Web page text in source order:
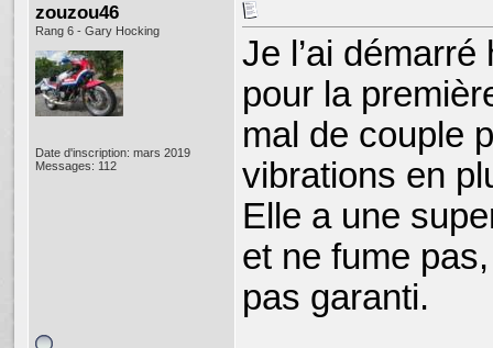
zouzou46
Rang 6 - Gary Hocking
Date d'inscription: mars 2019
Messages: 112
Je l’ai
pour la
mal de couple
vibrations en
Elle a une
et ne fume
pas garanti.